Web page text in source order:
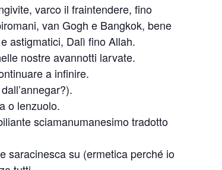
varco il fraintendere, fino
van Gogh e Bangkok, bene
astigmatici, Dalì fino Allah.
nostre avannotti larvate.
a infinire.
o lenzuolo.
sciamanumanesimo tradotto
saracinesca su (ermetica perché io